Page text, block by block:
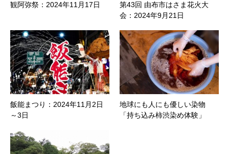
観阿弥祭：2024年11月17日
第43回 由布市はさま花火大
会：2024年9月21日
飯能まつり：2024年11月2日
～3日
地球にも人にも優しい染物
「持ち込み柿渋染め体験」